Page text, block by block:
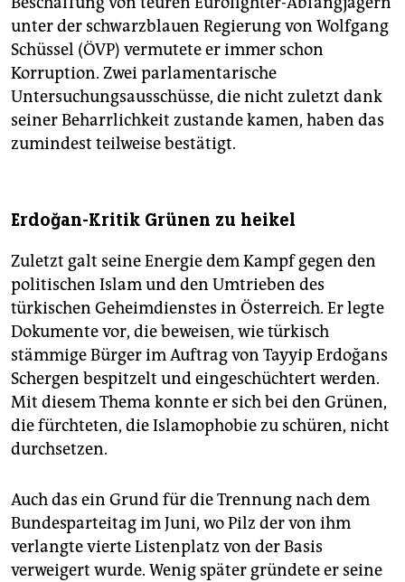
unter der schwarzblauen Regierung von Wolfgang
Schüssel (ÖVP) vermutete er immer schon
Korruption. Zwei parlamentarische
Untersuchungsausschüsse, die nicht zuletzt dank
seiner Beharrlichkeit zustande kamen, haben das
zumindest teilweise bestätigt.
Erdoğan-Kritik Grünen zu heikel
Zuletzt galt seine Energie dem Kampf gegen den
politischen Islam und den Umtrieben des
türkischen Geheimdienstes in Österreich. Er legte
Dokumente vor, die beweisen, wie türkisch
stämmige Bürger im Auftrag von Tayyip Erdoğans
Schergen bespitzelt und eingeschüchtert werden.
Mit diesem Thema konnte er sich bei den Grünen,
die fürchteten, die Islamophobie zu schüren, nicht
durchsetzen.
Auch das ein Grund für die Trennung nach dem
Bundesparteitag im Juni, wo Pilz der von ihm
verlangte vierte Listenplatz von der Basis
verweigert wurde. Wenig später gründete er seine